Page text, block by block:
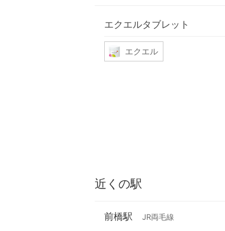
エクエルタブレット
エクエル
近くの駅
前橋駅 JR両毛線